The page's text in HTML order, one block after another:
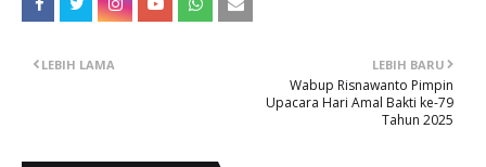
LEBIH BARU
Wabup Risnawanto Pimpin
Upacara Hari Amal Bakti ke-79
Tahun 2025
LEBIH LAMA